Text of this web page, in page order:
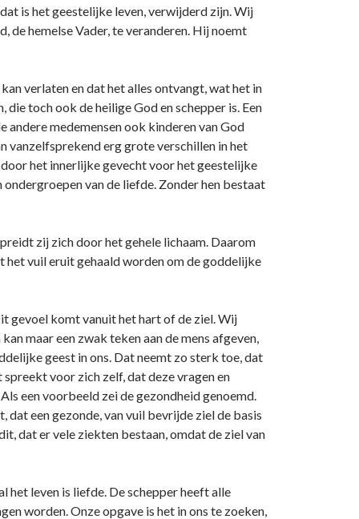
is het geestelijke leven, verwijderd zijn. Wij
de hemelse Vader, te veranderen. Hij noemt
verlaten en dat het alles ontvangt, wat het in
toch ook de heilige God en schepper is. Een
medemensen ook kinderen van God
vanzelfsprekend erg grote verschillen in het
het innerlijke gevecht voor het geestelijke
van de liefde. Zonder hen bestaat
zij zich door het gehele lichaam. Daarom
het vuil eruit gehaald worden om de goddelijke
gevoel komt vanuit het hart of de ziel. Wij
maar een zwak teken aan de mens afgeven,
geest in ons. Dat neemt zo sterk toe, dat
voor zich zelf, dat deze vragen en
een voorbeeld zei de gezondheid genoemd.
dat een gezonde, van vuil bevrijde ziel de basis
dat er vele ziekten bestaan, omdat de ziel van
het leven is liefde. De schepper heeft alle
worden. Onze opgave is het in ons te zoeken,